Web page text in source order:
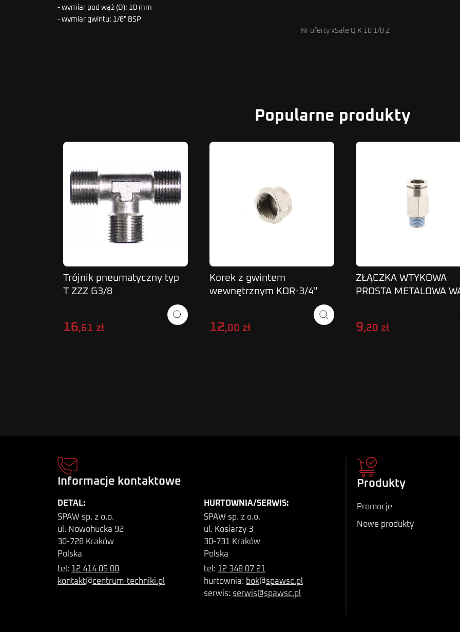
- wymiar pod wąż (D): 10 mm
- wymiar gwintu: 1/8" BSP
Nr oferty xSale Q K 10 1/8 Z
Popularne produkty
Trójnik pneumatyczny typ
T ZZZ G3/8
16,61 zł
Korek z gwintem
wewnętrznym KOR-3/4"
12,00 zł
ZŁĄCZKA WTYKOWA
PROSTA METALOWA
8MM GWINT GZ1/4
9,20 zł
Informacje kontaktowe
DETAL:
SPAW sp. z o.o.
ul. Nowohucka 92
30-728 Kraków
Polska
tel: 12 414 05 00
kontakt@centrum-techniki.pl
HURTOWNIA/SERWIS:
SPAW sp. z o.o.
ul. Kosiarzy 3
30-731 Kraków
Polska
tel: 12 348 07 21
hurtownia: bok@spawsc.pl
serwis: serwis@spawsc.pl
Produkty
Promocje
Nowe produkty